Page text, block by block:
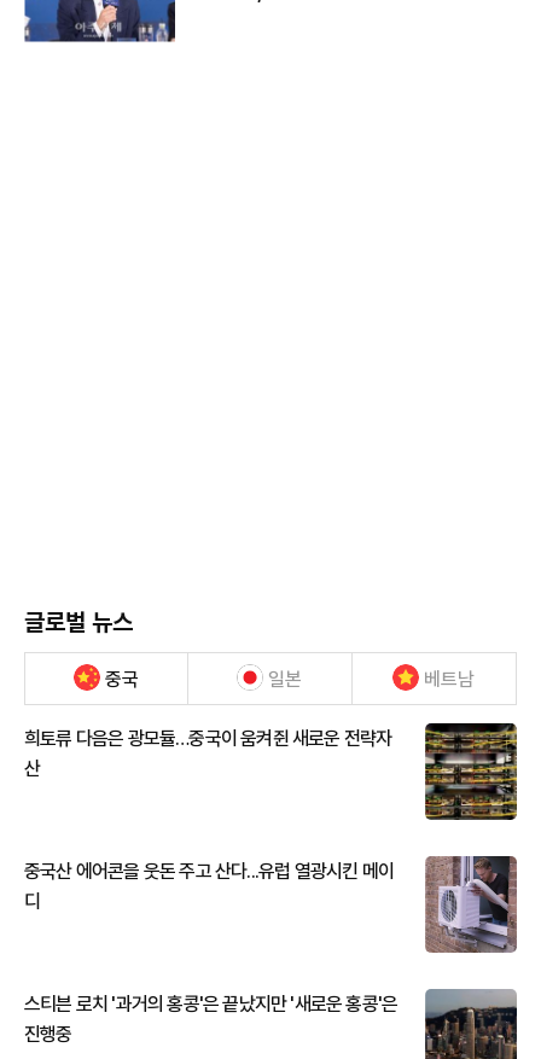
글로벌 뉴스
중국 일본 베트남
희토류 다음은 광모듈…중국이 움켜쥔 새로운 전략자
산
중국산 에어콘을 웃돈 주고 산다...유럽 열광시킨 메이
디
스티븐 로치 '과거의 홍콩'은 끝났지만 '새로운 홍콩'은
진행중